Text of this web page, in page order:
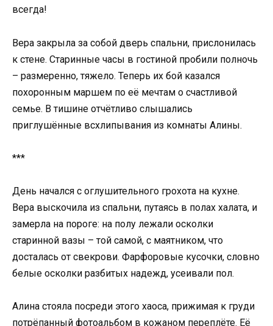
всегда!
Вера закрыла за собой дверь спальни, прислонилась
к стене. Старинные часы в гостиной пробили полночь
– размеренно, тяжело. Теперь их бой казался
похоронным маршем по её мечтам о счастливой
семье. В тишине отчётливо слышались
приглушённые всхлипывания из комнаты Алины.
***
День начался с оглушительного грохота на кухне.
Вера выскочила из спальни, путаясь в полах халата, и
замерла на пороге: на полу лежали осколки
старинной вазы – той самой, с маятником, что
досталась от свекрови. Фарфоровые кусочки, словно
белые осколки разбитых надежд, усеивали пол.
Алина стояла посреди этого хаоса, прижимая к груди
потрёпанный фотоальбом в кожаном переплёте. Её